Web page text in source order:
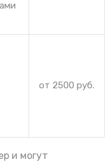
от 2500 руб.
и могут